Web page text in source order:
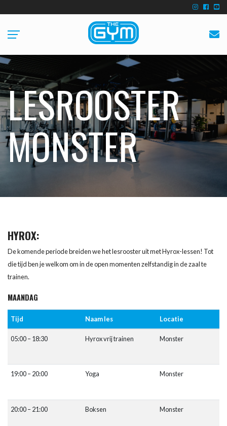
LESROOSTER
MONSTER
HYROX:
De komende periode breiden we het lesrooster uit met Hyrox-lessen! Tot
die tijd ben je welkom om in de open momenten zelfstandig in de zaal te
trainen.
MAANDAG
Tijd Naam les Locatie
05:00 – 18:30 Hyrox vrij trainen Monster
19:00 – 20:00 Yoga Monster
20:00 – 21:00 Boksen Monster